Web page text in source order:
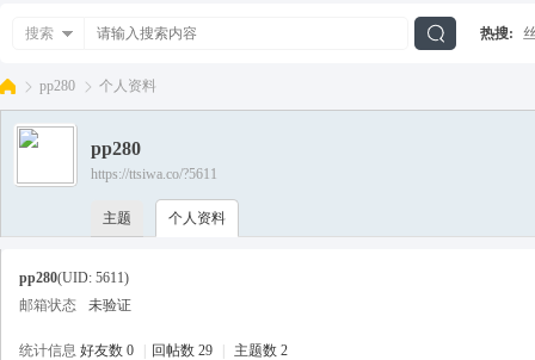
搜索 热搜:
›
pp280
›
个人资料
pp280
https://ttsiwa.co/?5611
主题 个人资料
pp280(UID: 5611)
邮箱状态
未验证
统计信息 好友数 0 回帖数 29 主题数 2